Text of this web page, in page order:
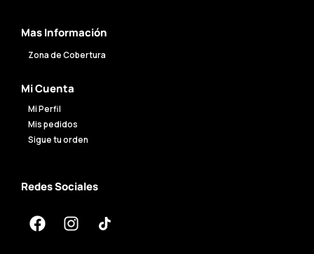
Mas Información
Zona de Cobertura
Mi Cuenta
Mi Perfil
Mis pedidos
Sigue tu orden
Redes Sociales